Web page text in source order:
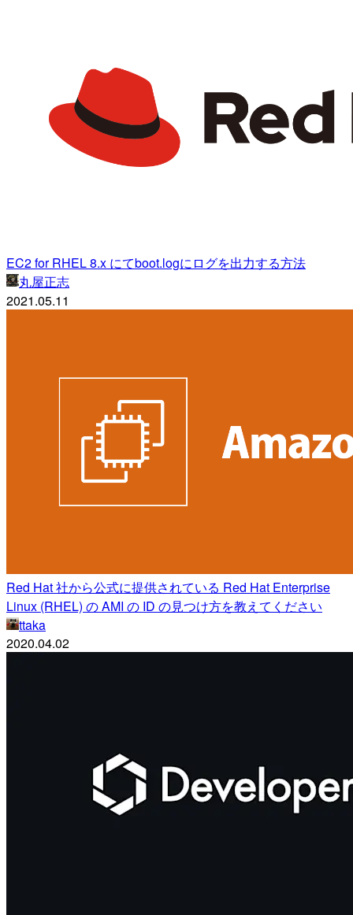
EC2 for RHEL 8.x にてboot.logにログを出力する方法
丸屋正志
2021.05.11
Red Hat 社から公式に提供されている Red Hat Enterprise
Linux (RHEL) の AMI の ID の見つけ方を教えてください
ttaka
2020.04.02